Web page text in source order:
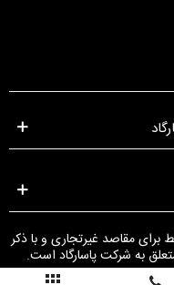
برای مقاصد غیرتجاری و با ذکر
به شرکت پاسارگاد است.